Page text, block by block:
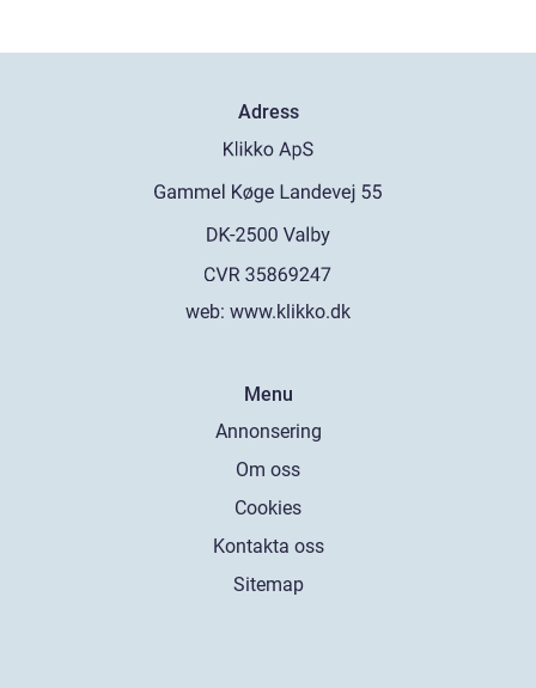
Adress
web: www.klikko.dk
Menu
Annonsering
Om oss
Cookies
Kontakta oss
Sitemap